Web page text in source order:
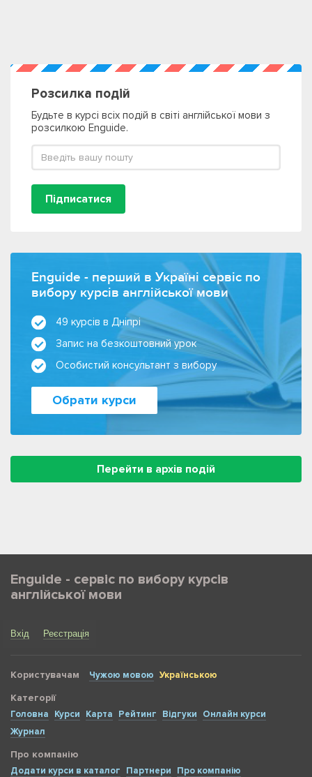
Розсилка подій
Будьте в курсі всіх подій в світі англійської мови з
розсилкою Enguide.
Підписатися
Enguide - перший в Україні сервіс по
вибору курсів англійської мови
49 курсів в Дніпрі
Запис на безкоштовний урок
Особистий консультант з вибору
Обрати курси
Перейти в архів подій
Enguide - сервіс по вибору курсів
англійської мови
Вхід Реєстрація
Користувачам Чужою мовою Українською
Категорії
Головна Курси Карта Рейтинг Відгуки
Онлайн курси
Журнал
Про компанію
Додати курси в каталог Партнери Про компанію